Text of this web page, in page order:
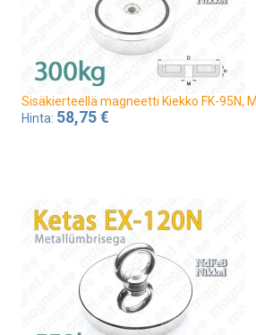
Sisäkierteellä magneetti Kiekko FK-95N,
Hinta: 58,75 €